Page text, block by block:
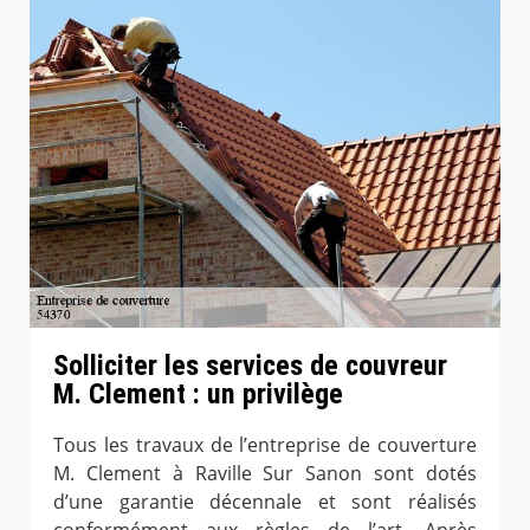
Solliciter les services de couvreur
M. Clement : un privilège
Tous les travaux de l’entreprise de couverture
M. Clement à Raville Sur Sanon sont dotés
d’une garantie décennale et sont réalisés